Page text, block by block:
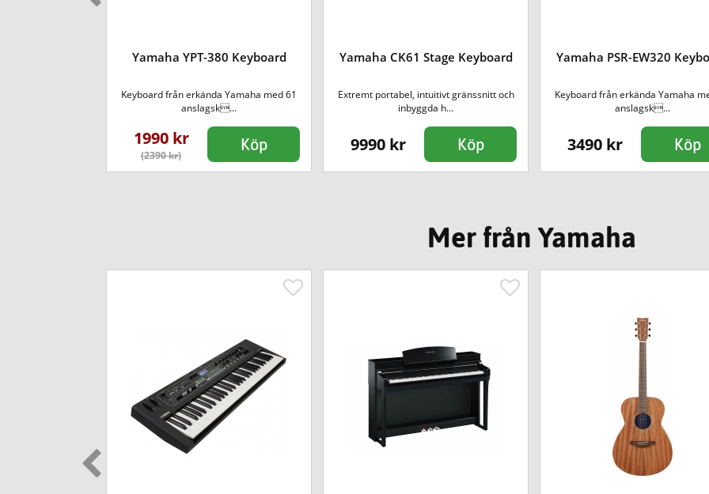
Yamaha YPT-380 Keyboard
Keyboard från erkända Yamaha med 61
anslagsk...
1990 kr
(2390 kr)
Köp
Yamaha CK61 Stage Keyboard
Extremt portabel, intuitivt gränssnitt och
inbyggda h...
9990 kr Köp
Yamaha PSR-EW320
Keyboard från erkända Yamaha
anslagsk...
3490 kr Köp
Mer från Yamaha